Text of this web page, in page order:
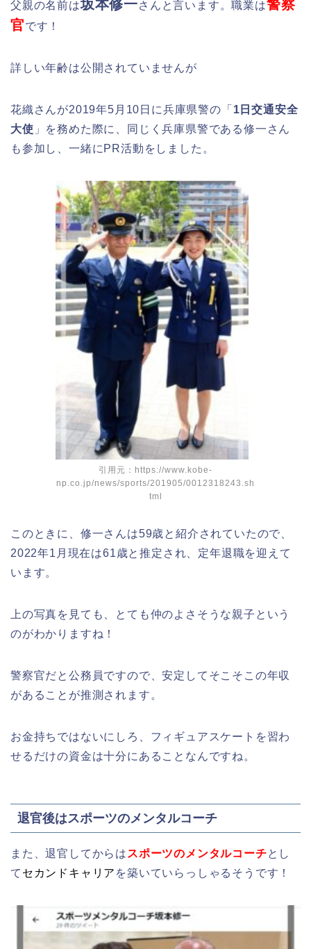
父親の名前は坂本修一さんと言います。職業は警察
官です！
詳しい年齢は公開されていませんが
花織さんが2019年5月10日に兵庫県警の「 1日交通安全
大使 」を務めた際に、同じく兵庫県警である修一さん
も参加し、一緒にPR活動をしました。
引用元：https://www.kobe-
np.co.jp/news/sports/201905/0012318243.sh
tml
このときに、修一さんは59歳と紹介されていたので、
2022年1月現在は61歳と推定され、定年退職を迎えて
います。
上の写真を見ても、とても仲のよさそうな親子という
のがわかりますね！
警察官だと公務員ですので、安定してそこそこの年収
があることが推測されます。
お金持ちではないにしろ、フィギュアスケートを習わ
せるだけの資金は十分にあることなんですね。
退官後はスポーツのメンタルコーチ
また、退官してからは スポーツのメンタルコーチとし
て セカンドキャリア を築いていらっしゃるそうです！